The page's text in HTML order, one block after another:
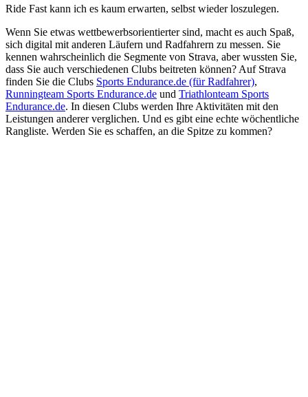
Ride Fast kann ich es kaum erwarten, selbst wieder loszulegen.
Wenn Sie etwas wettbewerbsorientierter sind, macht es auch Spaß,
sich digital mit anderen Läufern und Radfahrern zu messen. Sie
kennen wahrscheinlich die Segmente von Strava, aber wussten Sie,
dass Sie auch verschiedenen Clubs beitreten können? Auf Strava
finden Sie die Clubs Sports Endurance.de (für Radfahrer),
Runningteam Sports Endurance.de und Triathlonteam Sports
Endurance.de. In diesen Clubs werden Ihre Aktivitäten mit den
Leistungen anderer verglichen. Und es gibt eine echte wöchentliche
Rangliste. Werden Sie es schaffen, an die Spitze zu kommen?